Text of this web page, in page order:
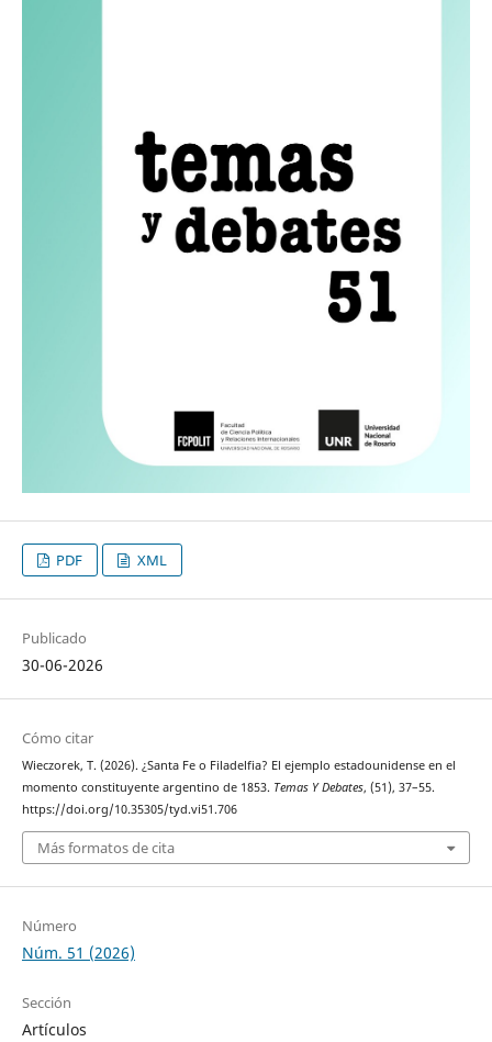
PDF XML
Publicado
30-06-2026
Cómo citar
Wieczorek, T. (2026). ¿Santa Fe o Filadelfia? El ejemplo estadounidense en el
momento constituyente argentino de 1853. Temas Y Debates, (51), 37–55.
https://doi.org/10.35305/tyd.vi51.706
Más formatos de cita
Número
Núm. 51 (2026)
Sección
Artículos